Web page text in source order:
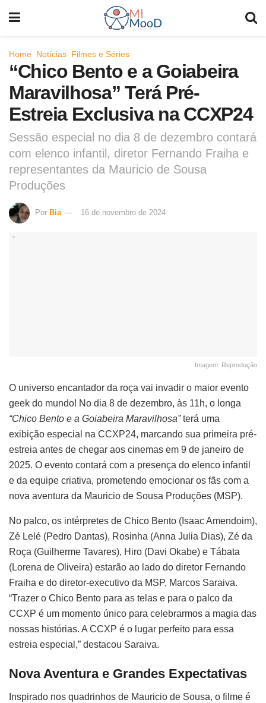
Home Notícias Filmes e Séries
“Chico Bento e a Goiabeira
Maravilhosa” Terá Pré-
Estreia Exclusiva na CCXP24
Sessão especial no dia 8 de dezembro contará
com elenco infantil, diretor Fernando Fraiha e
representantes da Mauricio de Sousa
Produções
Por Bia 16 de novembro de 2024
Imagem: Reprodução
O universo encantador da roça vai invadir o maior evento
geek do mundo! No dia 8 de dezembro, às 11h, o longa
“Chico Bento e a Goiabeira Maravilhosa”terá uma
exibição especial na CCXP24, marcando sua primeira pré-
estreia antes de chegar aos cinemas em 9 de janeiro de
2025. O evento contará com a presença do elenco infantil
e da equipe criativa, prometendo emocionar os fãs com a
nova aventura da Mauricio de Sousa Produções (MSP).
No palco, os intérpretes de Chico Bento (Isaac Amendoim),
Zé Lelé (Pedro Dantas), Rosinha (Anna Julia Dias), Zé da
Roça (Guilherme Tavares), Hiro (Davi Okabe) e Tábata
(Lorena de Oliveira) estarão ao lado do diretor Fernando
Fraiha e do diretor-executivo da MSP, Marcos Saraiva.
“Trazer o Chico Bento para as telas e para o palco da
CCXP é um momento único para celebrarmos a magia das
nossas histórias. A CCXP é o lugar perfeito para essa
estreia especial,” destacou Saraiva.
Nova Aventura e Grandes Expectativas
Inspirado nos quadrinhos de Mauricio de Sousa, o filme é